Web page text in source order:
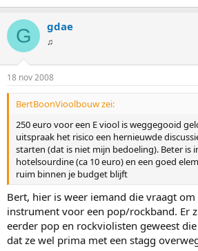
G gdae
♫
18 nov 2008
BertBoonVioolbouw zei:
250 euro voor een E viool is weggegooid
uitspraak het risico een hernieuwde
starten (dat is niet mijn bedoeling). Beter is
hotelsourdine (ca 10 euro) en een goed
ruim binnen je budget blijft
Bert, hier is weer iemand die vraagt om
instrument voor een pop/rockband. Er
eerder pop en rockviolisten geweest
dat ze wel prima met een stagg